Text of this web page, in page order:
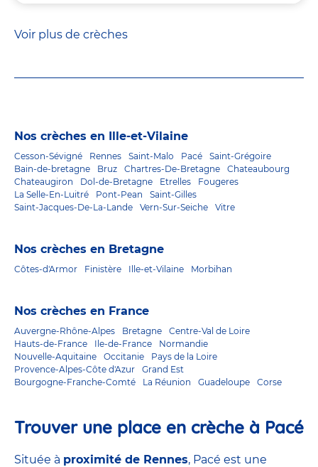
Voir plus de crèches
Nos crèches en Ille-et-Vilaine
Cesson-Sévigné Rennes Saint-Malo Pacé
Saint-Grégoire
Bain-de-bretagne
Bruz Chartres-De-Bretagne
Chateaubourg
Chateaugiron
Dol-de-Bretagne Etrelles
Fougeres
La Selle-En-Luitré
Pont-Pean
Saint-Gilles
Saint-Jacques-De-La-Lande
Vern-Sur-Seiche Vitre
Nos crèches en Bretagne
Côtes-d'Armor Finistère Ille-et-Vilaine Morbihan
Nos crèches en France
Auvergne-Rhône-Alpes Bretagne
Centre-Val de Loire
Hauts-de-France
Ile-de-France
Normandie
Nouvelle-Aquitaine
Occitanie
Pays de la Loire
Provence-Alpes-Côte d'Azur
Grand Est
Bourgogne-Franche-Comté
La Réunion Guadeloupe Corse
Trouver une place en crèche à Pacé
Située à proximité de Rennes, Pacé est une